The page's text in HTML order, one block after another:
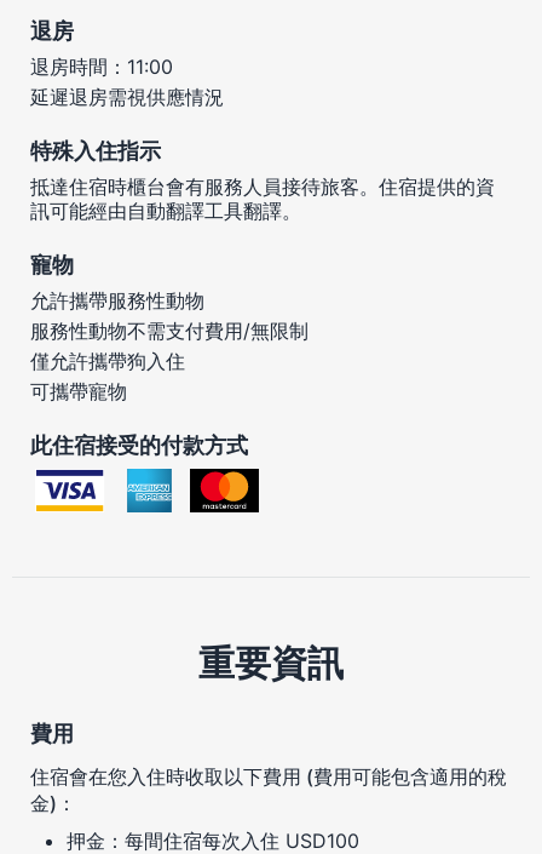
退房
退房時間：11:00
延遲退房需視供應情況
特殊入住指示
抵達住宿時櫃台會有服務人員接待旅客。住宿提供的資
訊可能經由自動翻譯工具翻譯。
寵物
允許攜帶服務性動物
服務性動物不需支付費用/無限制
僅允許攜帶狗入住
可攜帶寵物
此住宿接受的付款方式
重要資訊
費用
住宿會在您入住時收取以下費用 (費用可能包含適用的稅
金)：
押金：每間住宿每次入住 USD100